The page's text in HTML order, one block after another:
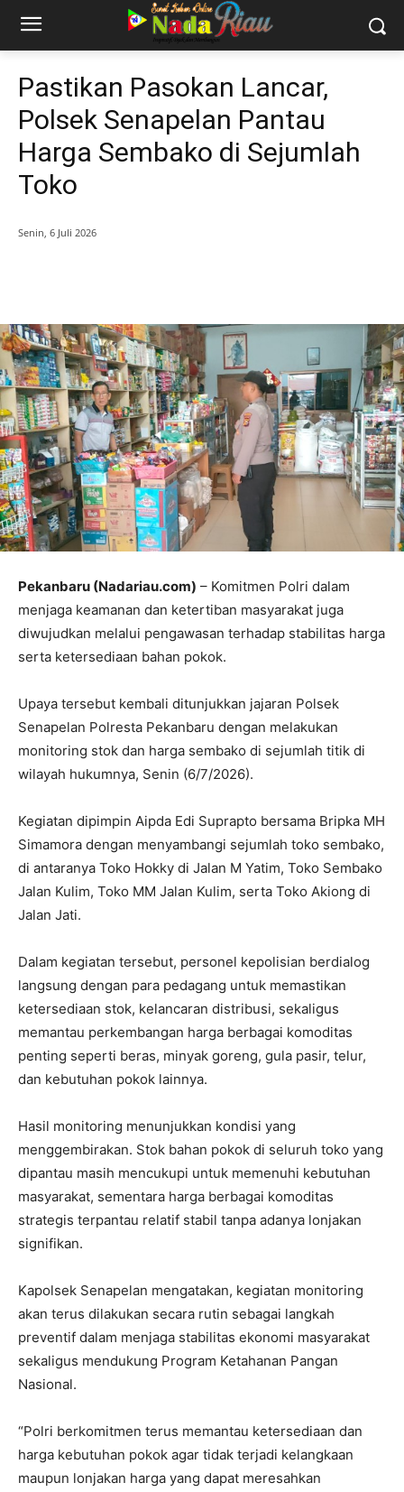
Pastikan Pasokan Lancar,
Polsek Senapelan Pantau
Harga Sembako di Sejumlah
Toko
Senin, 6 Juli 2026
Pekanbaru (Nadariau.com) – Komitmen Polri dalam
menjaga keamanan dan ketertiban masyarakat juga
diwujudkan melalui pengawasan terhadap stabilitas harga
serta ketersediaan bahan pokok.
Upaya tersebut kembali ditunjukkan jajaran Polsek
Senapelan Polresta Pekanbaru dengan melakukan
monitoring stok dan harga sembako di sejumlah titik di
wilayah hukumnya, Senin (6/7/2026).
Kegiatan dipimpin Aipda Edi Suprapto bersama Bripka MH
Simamora dengan menyambangi sejumlah toko sembako,
di antaranya Toko Hokky di Jalan M Yatim, Toko Sembako
Jalan Kulim, Toko MM Jalan Kulim, serta Toko Akiong di
Jalan Jati.
Dalam kegiatan tersebut, personel kepolisian berdialog
langsung dengan para pedagang untuk memastikan
ketersediaan stok, kelancaran distribusi, sekaligus
memantau perkembangan harga berbagai komoditas
penting seperti beras, minyak goreng, gula pasir, telur,
dan kebutuhan pokok lainnya.
Hasil monitoring menunjukkan kondisi yang
menggembirakan. Stok bahan pokok di seluruh toko yang
dipantau masih mencukupi untuk memenuhi kebutuhan
masyarakat, sementara harga berbagai komoditas
strategis terpantau relatif stabil tanpa adanya lonjakan
signifikan.
Kapolsek Senapelan mengatakan, kegiatan monitoring
akan terus dilakukan secara rutin sebagai langkah
preventif dalam menjaga stabilitas ekonomi masyarakat
sekaligus mendukung Program Ketahanan Pangan
Nasional.
“Polri berkomitmen terus memantau ketersediaan dan
harga kebutuhan pokok agar tidak terjadi kelangkaan
maupun lonjakan harga yang dapat meresahkan